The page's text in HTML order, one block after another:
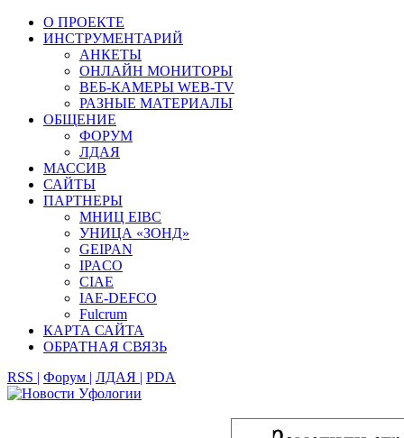
О ПРОЕКТЕ
ИНСТРУМЕНТАРИЙ
АНКЕТЫ
ОНЛАЙН МОНИТОРЫ
ВЕБ-КАМЕРЫ WEB-TV
РАЗНЫЕ МАТЕРИАЛЫ
ОБЩЕНИЕ
ФОРУМ
ЛДАЯ
МАССИВ
САЙТЫ
ПАРТНЕРЫ
МНИЦ EIBC
УНИЦА «ЗОНД»
GEIPAN
IPACO
CIAE
IAE-DEFCO
Fulcrum
КАРТА САЙТА
ОБРАТНАЯ СВЯЗЬ
RSS | Форум | ЛДАЯ | PDA